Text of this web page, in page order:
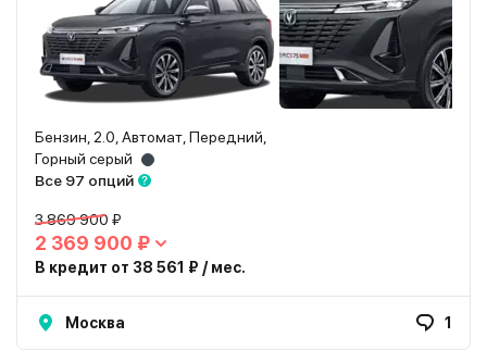
Бензин, 2.0, Автомат, Передний,
Горный серый
Все 97 опций
3 869 900 ₽
2 369 900 ₽
В кредит от 38 561 ₽ / мес.
Москва 1